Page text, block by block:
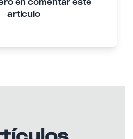
en comentar este
artículo